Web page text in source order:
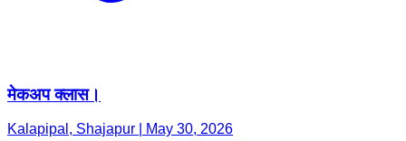
मेकअप क्लास।
Kalapipal, Shajapur | May 30, 2026